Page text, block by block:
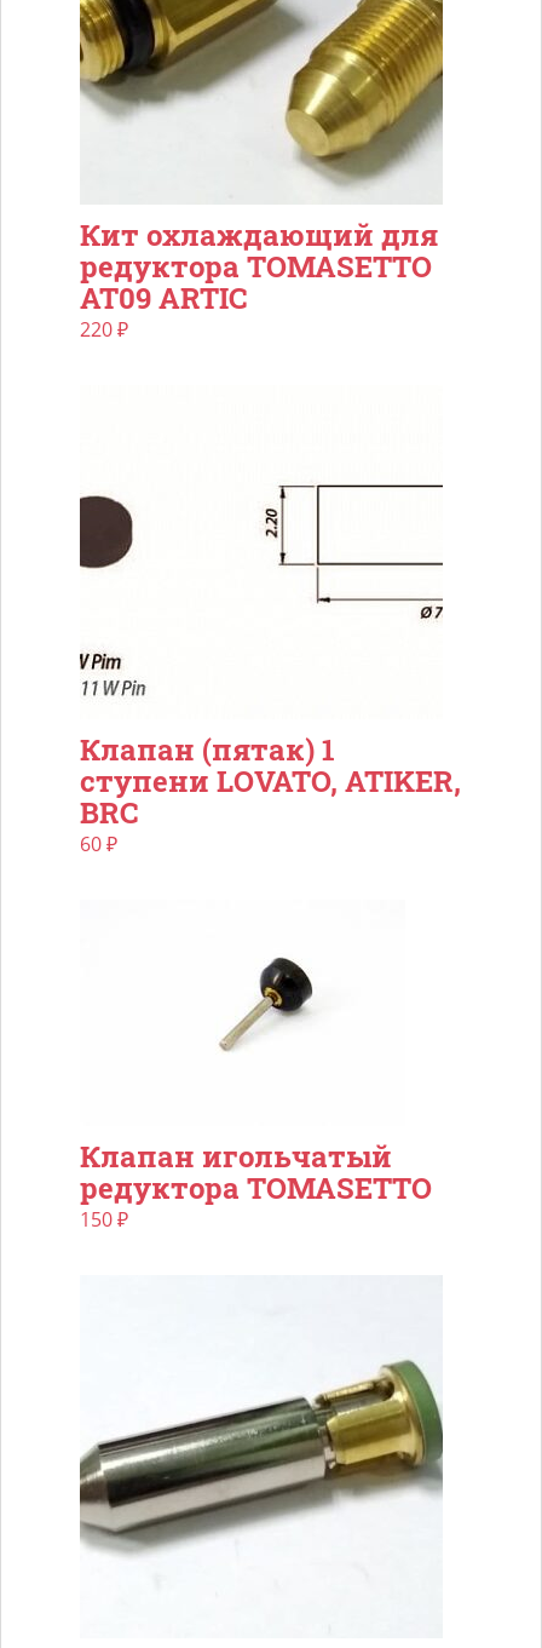
Кит охлаждающий для
редуктора TOMASETTO
AT09 ARTIC
220₽
Клапан (пятак) 1
ступени LOVATO, ATIKER,
BRC
60₽
Клапан игольчатый
редуктора TOMASETTO
150₽